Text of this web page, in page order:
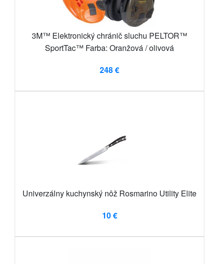
3M™ Elektronický chránič sluchu PELTOR™
SportTac™ Farba: Oranžová / olivová
248 €
Univerzálny kuchynský nôž Rosmarino Utility Elite
10 €